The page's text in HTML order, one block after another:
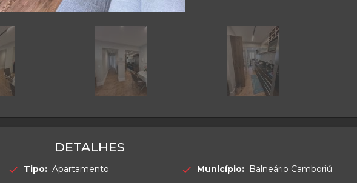
DETALHES
check Tipo: Apartamento check Município: Balneário Camboriú